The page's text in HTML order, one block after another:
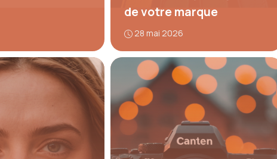
de votre marque
28 mai 2026